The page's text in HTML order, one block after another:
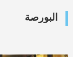
البورصة